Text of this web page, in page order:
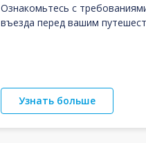
Ознакомьтесь с
въезда перед вашим
Узнать больше